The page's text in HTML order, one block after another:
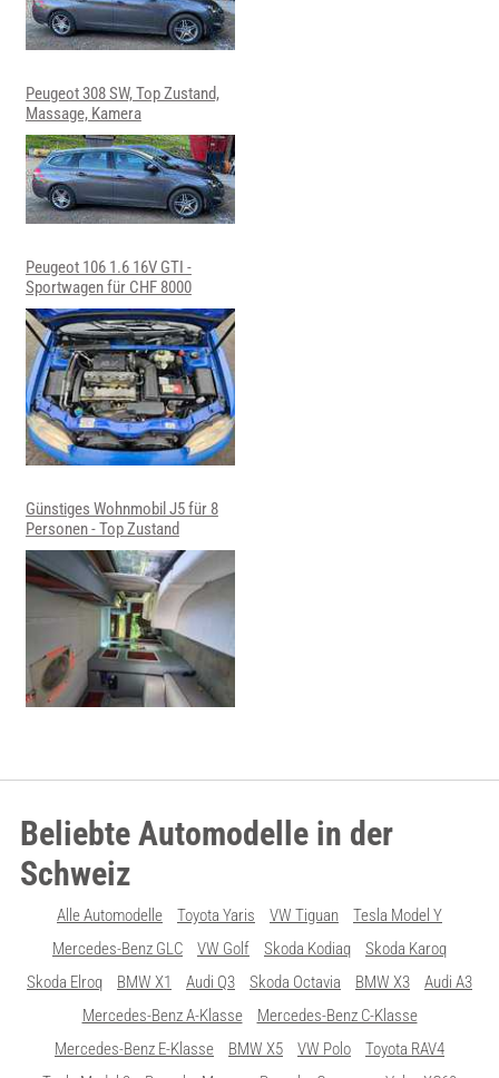
Peugeot 308 SW, Top Zustand,
Massage, Kamera
Peugeot 106 1.6 16V GTI -
Sportwagen für CHF 8000
Günstiges Wohnmobil J5 für 8
Personen - Top Zustand
Beliebte Automodelle in der
Schweiz
Alle Automodelle Toyota Yaris VW Tiguan
Tesla Model Y
Mercedes-Benz GLC
VW Golf Skoda Kodiaq
Skoda Karoq
Skoda Elroq
BMW X1 Audi Q3 Skoda Octavia BMW X3
Audi A3
Mercedes-Benz A-Klasse
Mercedes-Benz C-Klasse
Mercedes-Benz E-Klasse
BMW X5 VW Polo
Toyota RAV4